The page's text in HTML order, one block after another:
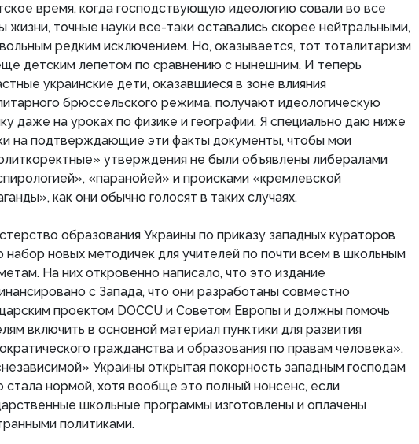
время, когда господствующую идеологию совали во все
жизни, точные науки все-таки оставались скорее нейтральными,
редким исключением. Но, оказывается, тот тоталитаризм
детским лепетом по сравнению с нынешним. И теперь
украинские дети, оказавшиеся в зоне влияния
брюссельского режима, получают идеологическую
даже на уроках по физике и географии. Я специально даю ниже
на подтверждающие эти факты документы, чтобы мои
утверждения не были объявлены либералами
«паранойей» и происками «кремлевской
как они обычно голосят в таких случаях.
образования Украины по приказу западных кураторов
набор новых методичек для учителей по почти всем в школьным
На них откровенно написало, что это издание
с Запада, что они разработаны совместно
проектом DOCCU и Советом Европы и должны помочь
включить в основной материал пунктики для развития
гражданства и образования по правам человека».
Украины открытая покорность западным господам
стала нормой, хотя вообще это полный нонсенс, если
школьные программы изготовлены и оплачены
политиками.